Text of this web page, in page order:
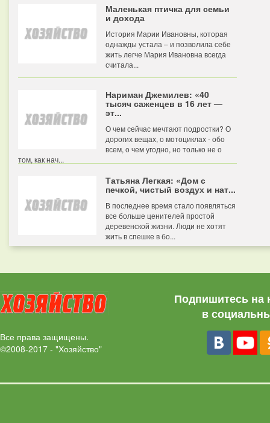
Маленькая птичка для семьи
и дохода
История Марии Ивановны, которая
однажды устала – и позволила себе
жить легче Мария Ивановна всегда
считала...
Нариман Джемилев: «40
тысяч саженцев в 16 лет —
эт...
О чем сейчас мечтают подростки? О
дорогих вещах, о мотоциклах - обо
всем, о чем угодно, но только не о
том, как нач...
Татьяна Легкая: «Дом с
печкой, чистый воздух и нат...
В последнее время стало появляться
все больше ценителей простой
деревенской жизни. Люди не хотят
жить в спешке в бо...
Все права защищены.
©2008-2017 - "Хозяйство"
Подпишитесь на
в